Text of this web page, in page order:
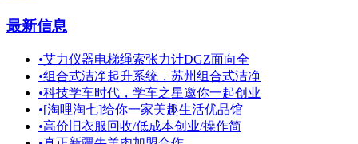
最新信息
•艾力仪器电梯绳索张力计DGZ面向全
•组合式洁净起升系统，苏州组合式洁净
•科技学车时代，学车之星邀你一起创业
•[淘哩淘七]给你一家美趣生活优品馆
•高价旧衣服回收/低成本创业/操作简